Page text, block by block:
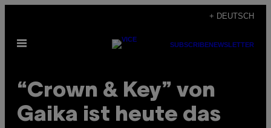
content
+ DEUTSCH
Open
SUBSCRIBENEWSLETTER
“Crown & Key” von
Gaika ist heute das